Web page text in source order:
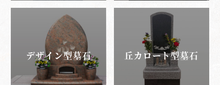
デザイン型墓石 丘カロート型墓石